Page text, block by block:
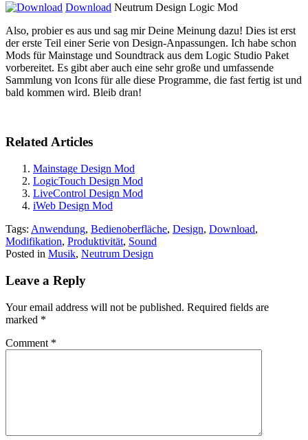
Download Neutrum Design Logic Mod
Also, probier es aus und sag mir Deine Meinung dazu! Dies ist erst
der erste Teil einer Serie von Design-Anpassungen. Ich habe schon
Mods für Mainstage und Soundtrack aus dem Logic Studio Paket
vorbereitet. Es gibt aber auch eine sehr große und umfassende
Sammlung von Icons für alle diese Programme, die fast fertig ist und
bald kommen wird. Bleib dran!
Related Articles
Mainstage Design Mod
LogicTouch Design Mod
LiveControl Design Mod
iWeb Design Mod
Tags: Anwendung, Bedienoberfläche, Design, Download,
Modifikation, Produktivität, Sound
Posted in Musik, Neutrum Design
Leave a Reply
Your email address will not be published. Required fields are
marked *
Comment *